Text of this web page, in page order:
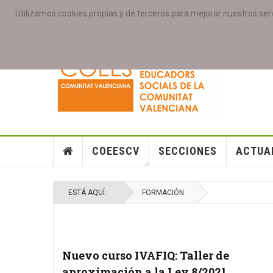
Utilizamos cookies propias y de terceros para mejorar nuestros
PORTADA ACCESO COLEGIAD@S GALERIAS
COEESCV SECCIONES
ESTÁ AQUÍ: FORMACIÓN
Nuevo curso IVAFIQ: Taller de